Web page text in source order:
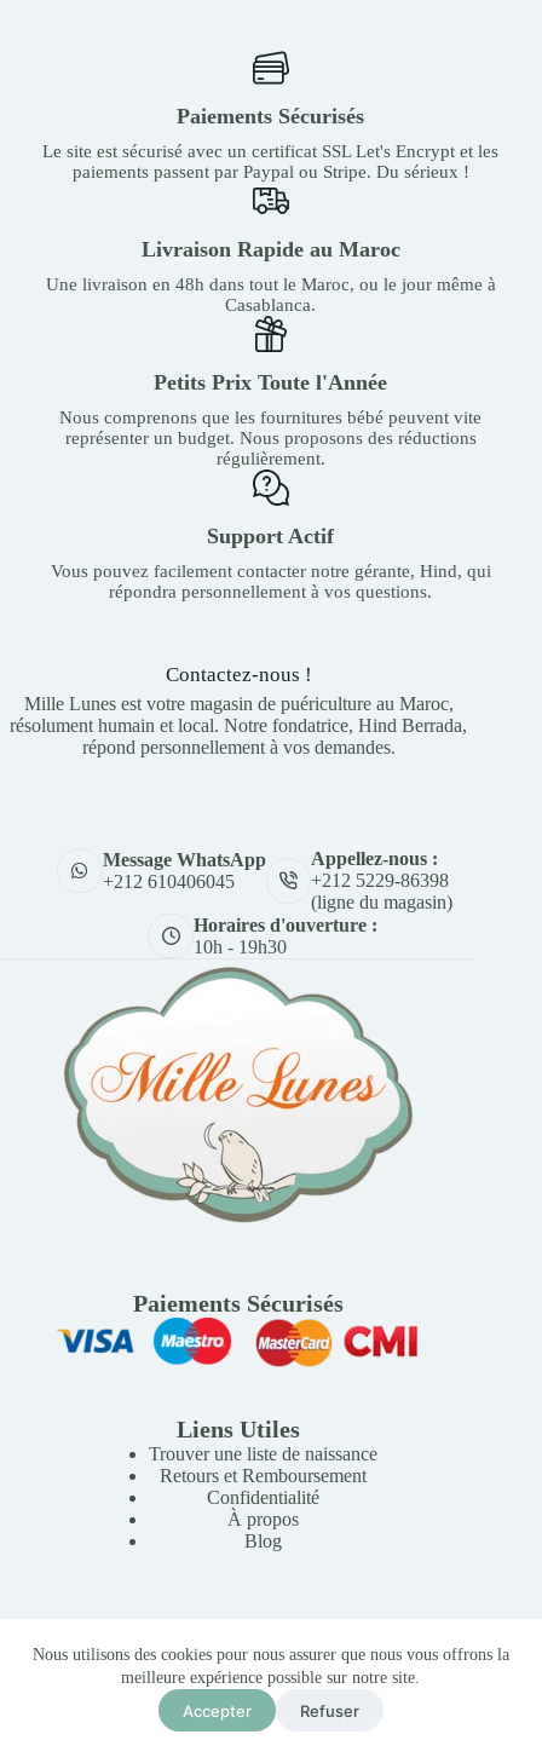
Nous utilisons des cookies pour nous assurer que nous vous offrons la
meilleure expérience possible sur notre site.
Accepter Refuser
Paiements Sécurisés
Le site est sécurisé avec un certificat SSL Let's Encrypt et les
paiements passent par Paypal ou Stripe. Du sérieux !
Livraison Rapide au Maroc
Une livraison en 48h dans tout le Maroc, ou le jour même à
Casablanca.
Petits Prix Toute l'Année
Nous comprenons que les fournitures bébé peuvent vite
représenter un budget. Nous proposons des réductions
régulièrement.
Support Actif
Vous pouvez facilement contacter notre gérante, Hind, qui
répondra personnellement à vos questions.
Contactez-nous !
Mille Lunes est votre magasin de puériculture au Maroc,
résolument humain et local. Notre fondatrice, Hind Berrada,
répond personnellement à vos demandes.
Message WhatsApp
+212 610406045
Appellez-nous :
+212 5229-86398
(ligne du magasin)
Horaires d'ouverture :
10h - 19h30
Paiements Sécurisés
Liens Utiles
Trouver une liste de naissance
Retours et Remboursement
Confidentialité
À propos
Blog
Copyright © 2026 Mille Lunes - Création du site :
Baptiste
-Conditions Générales de Vente